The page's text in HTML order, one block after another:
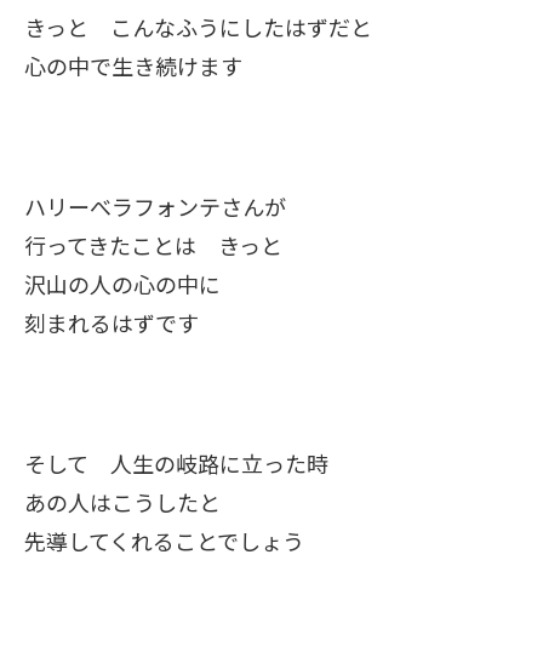
きっと こんなふうにしたはずだと
心の中で生き続けます
ハリーべラフォンテさんが
行ってきたことは きっと
沢山の人の心の中に
刻まれるはずです
そして 人生の岐路に立った時
あの人はこうしたと
先導してくれることでしょう